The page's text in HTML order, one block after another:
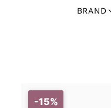
BRAND
-15%